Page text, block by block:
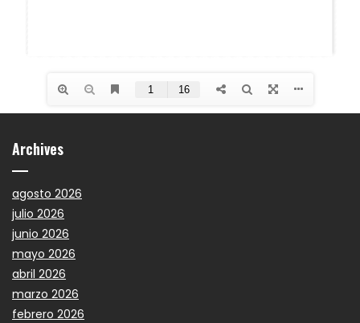
Archives
agosto 2026
julio 2026
junio 2026
mayo 2026
abril 2026
marzo 2026
febrero 2026